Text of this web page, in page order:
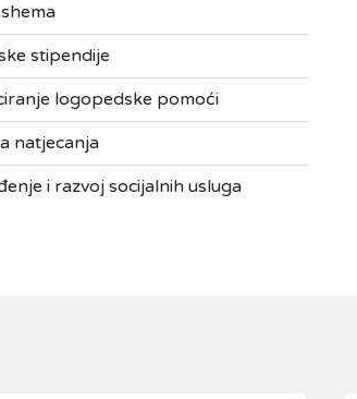
stipendije
logopedske pomoći
natjecanja
i razvoj socijalnih usluga